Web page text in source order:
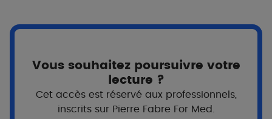
Vous souhaitez poursuivre votre
lecture ?
Cet accès est réservé aux professionnels,
inscrits sur Pierre Fabre For Med.